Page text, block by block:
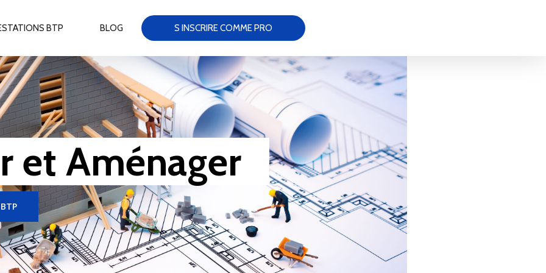
BTP BLOG S INSCRIRE COMME PRO
et Aménager